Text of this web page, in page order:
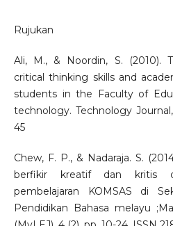
Rujukan
Ali, M., & Noordin, S. (2010).
critical thinking skills and
students in the Faculty of
technology. Technology
45
Chew, F. P., & Nadaraja. S.
berfikir kreatif dan kritis
pembelajaran KOMSAS di
Pendidikan Bahasa melayu